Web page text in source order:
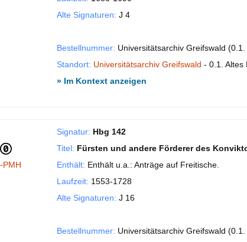
Alte Signaturen: J 4
Bestellnummer: Universitätsarchiv Greifswald
Standort: Universitätsarchiv Greifswald - 0.1. Altes
» Im Kontext anzeigen
PMH
Signatur: Hbg 142
Titel: Fürsten und andere Förderer des
Enthält: Enthält u.a.: Anträge auf Freitische.
Laufzeit: 1553-1728
Alte Signaturen: J 16
Bestellnummer: Universitätsarchiv Greifswald